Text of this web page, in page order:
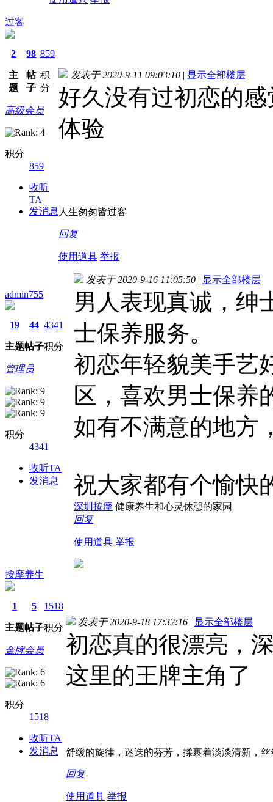
过客
2
主
题
98
帖
子
859
积
分
高级会员
积分
859
收听
TA
发消息
发表于 2020-9-11 09:03:10 | 显示全部楼层
好久没有过初恋的
体验
人生匆匆皆过客
回复
使用道具 举报
admin755
19
主题
44
帖子
4341
积分
管理员
积分
4341
收听TA
发消息
发表于 2020-9-16 11:05:50 | 显示全部楼层
男人表现真诚，绅
士保养服务。
初恋年轻貌美手艺
区，喜欢男士保养
如有不满意的地方
祝大家都有个愉快
深圳按摩 健康养生和心灵休憩的家园
回复
使用道具 举报
按摩养生
1
主题
5
帖子
1518
积分
金牌会员
积分
1518
收听TA
发消息
发表于 2020-9-18 17:32:16 | 显示全部楼层
初恋真的很漂亮，
这里的王牌主角了
舒缓的旋律，迷迭的芬芳，揉裹着淡淡清新，
回复
使用道具 举报